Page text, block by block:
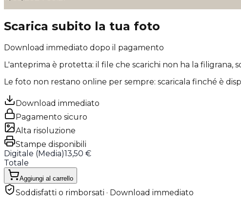
Scarica subito la tua foto
Download immediato dopo il pagamento
L'anteprima è protetta: il file che scarichi non ha la filigrana,
Le foto non restano online per sempre: scaricala finché è
Download immediato
Pagamento sicuro
Alta risoluzione
Stampe disponibili
Digitale (Media)13,50 €
Totale
Aggiungi al carrello
Soddisfatti o rimborsati · Download immediato